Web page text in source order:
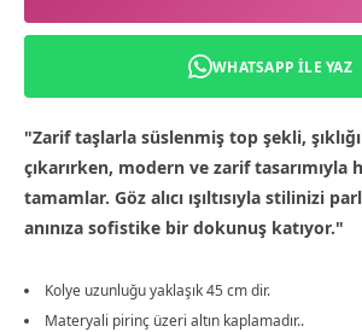
WHATSAPP ILE YAZ
"Zarif taşlarla süslenmiş top şekli,
çıkarırken, modern ve zarif tasarımıyla
tamamlar. Göz alıcı ışıltısıyla stilinizi
anınıza sofistike bir dokunuş katıyor."
Kolye uzunluğu yaklaşık 45 cm dir.
Materyali pirinç üzeri altın kaplamadır..